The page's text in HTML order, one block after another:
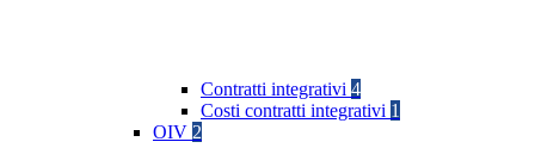
Contratti integrativi 4
Costi contratti integrativi 1
OIV 2